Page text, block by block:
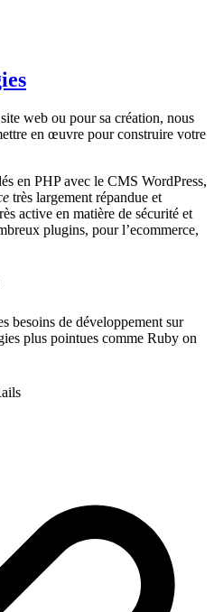
web ou pour sa création, nous
en œuvre pour construire votre
en PHP avec le CMS WordPress,
très largement répandue et
active en matière de sécurité et
plugins, pour l’ecommerce,
besoins de développement sur
plus pointues comme Ruby on